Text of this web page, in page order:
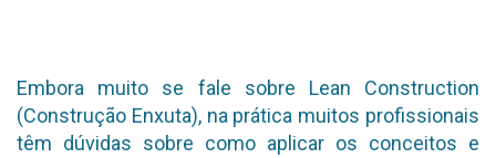
Embora muito se fale sobre Lean Construction
(Construção Enxuta), na prática muitos profissionais
têm dúvidas sobre como aplicar os conceitos e